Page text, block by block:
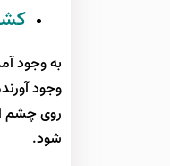
به وجود
وجود
روی چشم
شود.